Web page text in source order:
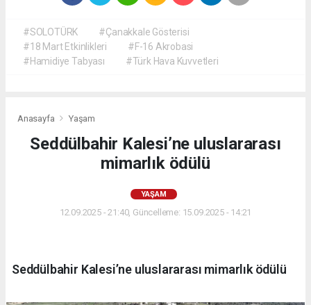
#SOLOTÜRK
#Çanakkale Gösterisi
#18 Mart Etkinlikleri
#F-16 Akrobasi
#Hamidiye Tabyası
#Türk Hava Kuvvetleri
Anasayfa Yaşam
Seddülbahir Kalesi’ne uluslararası
mimarlık ödülü
YAŞAM
12.09.2025 - 21:40, Güncelleme: 15.09.2025 - 14:21
Seddülbahir Kalesi’ne uluslararası mimarlık ödülü